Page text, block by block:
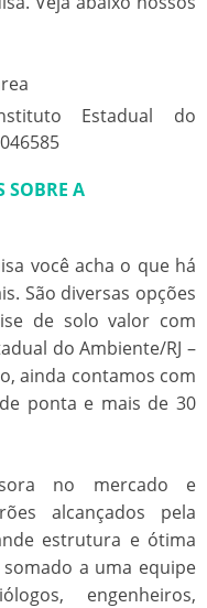
Estadual do
SOBRE A
você acha o que há
São diversas opções
de solo valor com
do Ambiente/RJ –
ainda contamos com
ponta e mais de 30
no mercado e
alcançados pela
estrutura e ótima
a uma equipe
engenheiros,